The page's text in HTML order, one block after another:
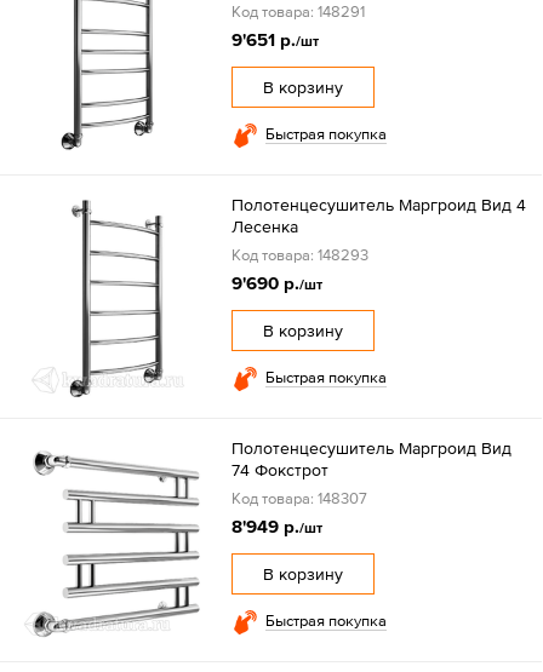
Код товара: 148291
9'651 р./шт
В корзину
Быстрая покупка
Полотенцесушитель Маргроид Вид 4
Лесенка
Код товара: 148293
9'690 р./шт
В корзину
Быстрая покупка
Полотенцесушитель Маргроид Вид
74 Фокстрот
Код товара: 148307
8'949 р./шт
В корзину
Быстрая покупка